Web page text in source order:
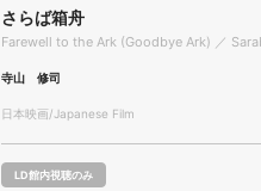
さらば箱舟
Farewell to the Ark (Goodbye Ark) ／
寺山 修司
日本映画/Japanese Film
LD館内視聴のみ